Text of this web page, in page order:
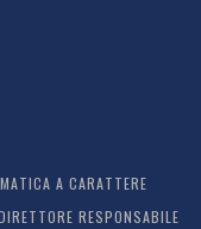
A CARATTERE
RESPONSABILE